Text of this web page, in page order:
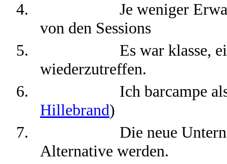
4.
Je weniger
von den Sessions
5.
Es war klasse,
wiederzutreffen.
6.
Ich barcampe
Hillebrand)
7.
Die neue
Alternative werden.